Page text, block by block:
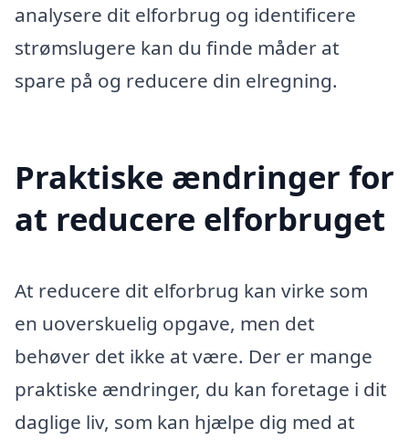
analysere dit elforbrug og identificere
strømslugere kan du finde måder at
spare på og reducere din elregning.
Praktiske ændringer for
at reducere elforbruget
At reducere dit elforbrug kan virke som
en uoverskuelig opgave, men det
behøver det ikke at være. Der er mange
praktiske ændringer, du kan foretage i dit
daglige liv, som kan hjælpe dig med at